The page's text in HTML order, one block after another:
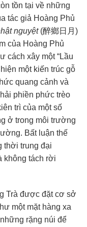
tồn tại về những
tác giả Hoàng Phủ
nguyệt(醉鄉日月)
của Hoàng Phủ
cách xây một “Lầu
một kiến trúc gỗ
quang cảnh và
phiền phức trèo
trì của một số
ở trong môi trường
Bất luận thế
thời trung đại
không tách rời
Trà được đặt cơ sở
một mặt hàng xa
những rặng núi để